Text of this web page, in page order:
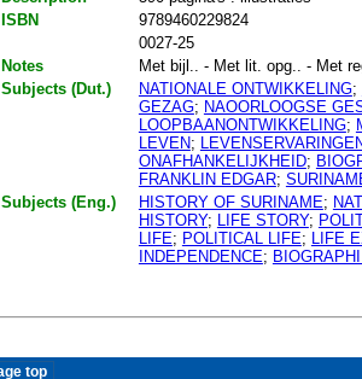
ISBN
9789460229824
0027-25
Notes
Met bijl.. - Met lit. opg.. - Met
Subjects (Dut.)
NATIONALE ONTWIKKELING;
GEZAG; NAOORLOOGSE
LOOPBAANONTWIKKELING;
LEVEN;
ONAFHANKELIJKHEID;
FRANKLIN EDGAR;
Subjects (Eng.)
HISTORY OF SURINAME;
HISTORY; LIFE STORY;
LIFE; POLITICAL LIFE; LIFE
INDEPENDENCE;